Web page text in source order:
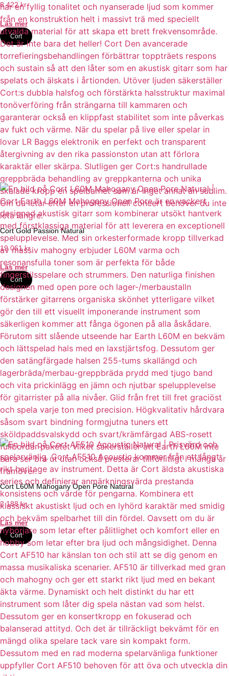
8 422kr
Läs mer
Cort
Cort Gold Passion Natural
19 061kr
Läs mer
Cort
Cort L60M Mahogany Open Pore Natural
2 188kr
Läs mer
Cort